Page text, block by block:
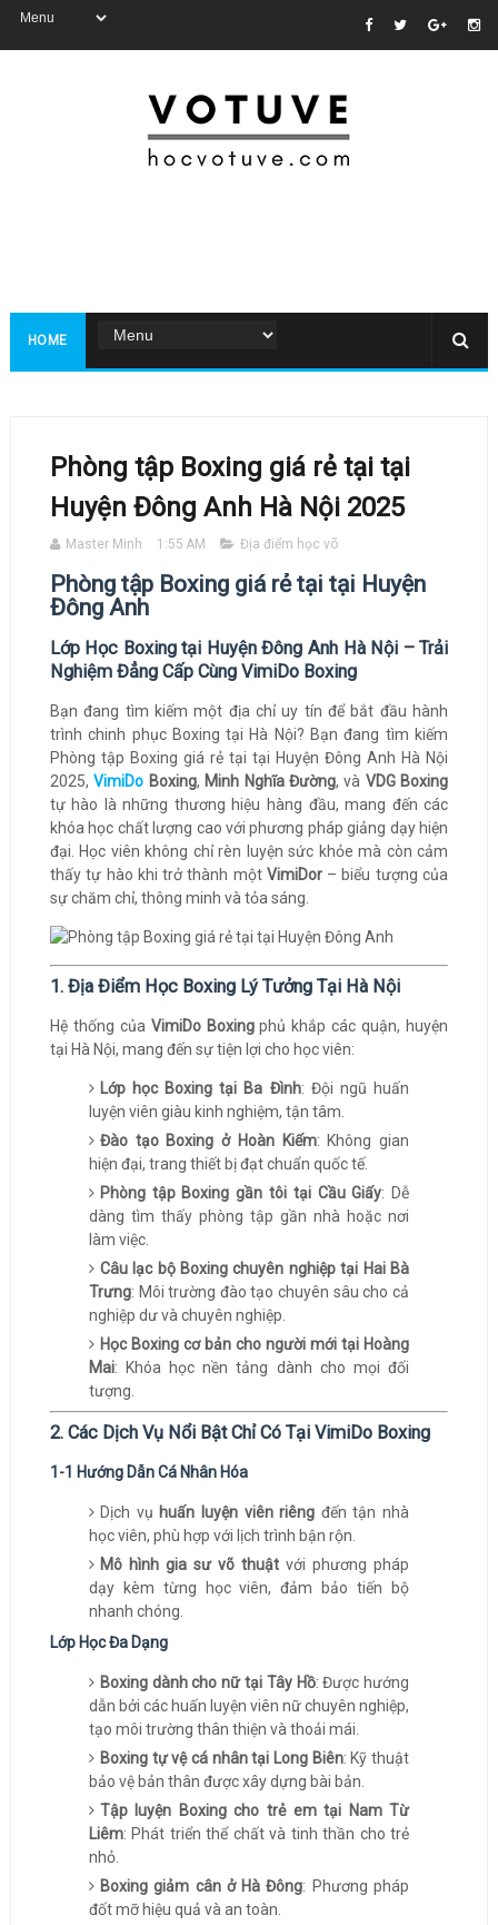
HOME
Phòng tập Boxing giá rẻ tại tại
Huyện Đông Anh Hà Nội 2025
Master Minh 1:55 AM Địa điểm học võ
Phòng tập Boxing giá rẻ tại tại Huyện
Đông Anh
Lớp Học Boxing tại Huyện Đông Anh Hà Nội – Trải
Nghiệm Đẳng Cấp Cùng VimiDo Boxing
Bạn đang tìm kiếm một địa chỉ uy tín để bắt đầu hành
trình chinh phục Boxing tại Hà Nội? Bạn đang tìm kiếm
Phòng tập Boxing giá rẻ tại tại Huyện Đông Anh Hà Nội
2025,VimiDo Boxing, Minh Nghĩa Đường, và VDG Boxing
tự hào là những thương hiệu hàng đầu, mang đến các
khóa học chất lượng cao với phương pháp giảng dạy hiện
đại. Học viên không chỉ rèn luyện sức khỏe mà còn cảm
thấy tự hào khi trở thành một VimiDor– biểu tượng của
sự chăm chỉ, thông minh và tỏa sáng.
1. Địa Điểm Học Boxing Lý Tưởng Tại Hà Nội
Hệ thống của VimiDo Boxingphủ khắp các quận, huyện
tại Hà Nội, mang đến sự tiện lợi cho học viên:
Lớp học Boxing tại Ba Đình: Đội ngũ huấn
luyện viên giàu kinh nghiệm, tận tâm.
Đào tạo Boxing ở Hoàn Kiếm: Không gian
hiện đại, trang thiết bị đạt chuẩn quốc tế.
Phòng tập Boxing gần tôi tại Cầu Giấy: Dễ
dàng tìm thấy phòng tập gần nhà hoặc nơi
làm việc.
Câu lạc bộ Boxing chuyên nghiệp tại Hai Bà
Trưng: Môi trường đào tạo chuyên sâu cho cả
nghiệp dư và chuyên nghiệp.
Học Boxing cơ bản cho người mới tại Hoàng
Mai: Khóa học nền tảng dành cho mọi đối
tượng.
2. Các Dịch Vụ Nổi Bật Chỉ Có Tại VimiDo Boxing
1-1 Hướng Dẫn Cá Nhân Hóa
Dịch vụ huấn luyện viên riêng đến tận nhà
học viên, phù hợp với lịch trình bận rộn.
Mô hình gia sư võ thuật với phương pháp
dạy kèm từng học viên, đảm bảo tiến bộ
nhanh chóng.
Lớp Học Đa Dạng
Boxing dành cho nữ tại Tây Hồ: Được hướng
dẫn bởi các huấn luyện viên nữ chuyên nghiệp,
tạo môi trường thân thiện và thoải mái.
Boxing tự vệ cá nhân tại Long Biên: Kỹ thuật
bảo vệ bản thân được xây dựng bài bản.
Tập luyện Boxing cho trẻ em tại Nam Từ
Liêm: Phát triển thể chất và tinh thần cho trẻ
nhỏ.
Boxing giảm cân ở Hà Đông: Phương pháp
đốt mỡ hiệu quả và an toàn.